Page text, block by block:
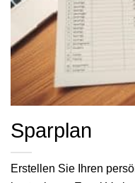
Sparplan
Erstellen Sie Ihren